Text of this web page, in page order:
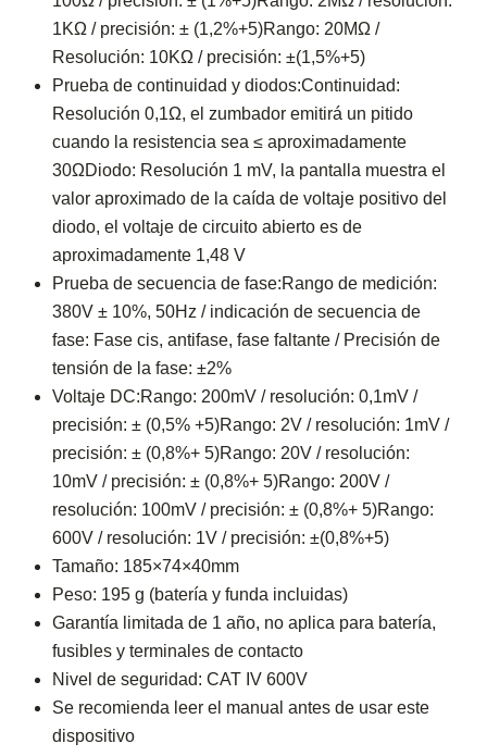
1KΩ / precisión: ± (1,2%+5)Rango: 20MΩ /
Resolución: 10KΩ / precisión: ±(1,5%+5)
Prueba de continuidad y diodos:Continuidad:
Resolución 0,1Ω, el zumbador emitirá un pitido
cuando la resistencia sea ≤ aproximadamente
30ΩDiodo: Resolución 1 mV, la pantalla muestra el
valor aproximado de la caída de voltaje positivo del
diodo, el voltaje de circuito abierto es de
aproximadamente 1,48 V
Prueba de secuencia de fase:Rango de medición:
380V ± 10%, 50Hz / indicación de secuencia de
fase: Fase cis, antifase, fase faltante / Precisión de
tensión de la fase: ±2%
Voltaje DC:Rango: 200mV / resolución: 0,1mV /
precisión: ± (0,5% +5)Rango: 2V / resolución: 1mV /
precisión: ± (0,8%+ 5)Rango: 20V / resolución:
10mV / precisión: ± (0,8%+ 5)Rango: 200V /
resolución: 100mV / precisión: ± (0,8%+ 5)Rango:
600V / resolución: 1V / precisión: ±(0,8%+5)
Tamaño: 185×74×40mm
Peso: 195 g (batería y funda incluidas)
Garantía limitada de 1 año, no aplica para batería,
fusibles y terminales de contacto
Nivel de seguridad: CAT IV 600V
Se recomienda leer el manual antes de usar este
dispositivo